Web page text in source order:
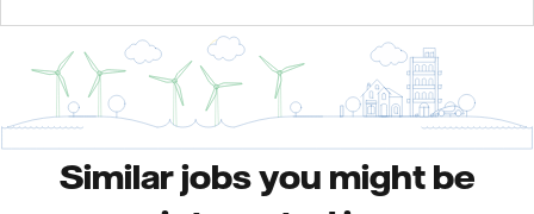
Similar jobs you might be